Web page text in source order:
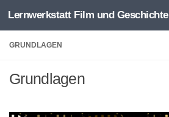
Zum Inhalt springen
Lernwerkstatt Film und Geschichte
GRUNDLAGEN
Grundlagen